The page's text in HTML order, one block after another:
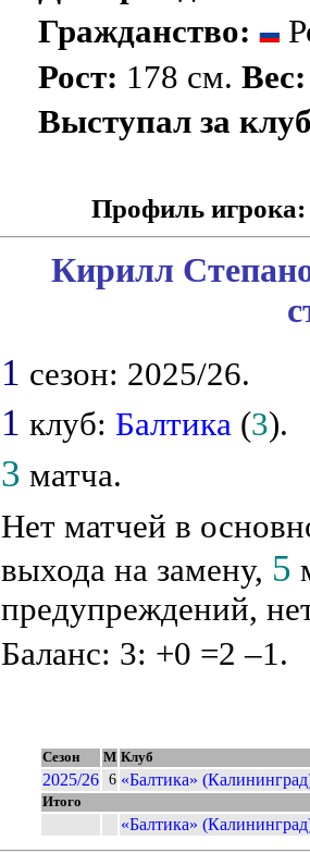
Гражданство:
Рост: 178 см.Вес:
Выступал за
Профиль игрока:
Кирилл
1 сезон: 2025/26.
1 клуб: Балтика (3).
3 матча.
Нет матчей в
выхода на замену, 5
предупреждений,
Баланс: 3: +0 =2 –1.
Сезон М Клуб
2025/26 6 «Балтика»
Итого
«Балтика»